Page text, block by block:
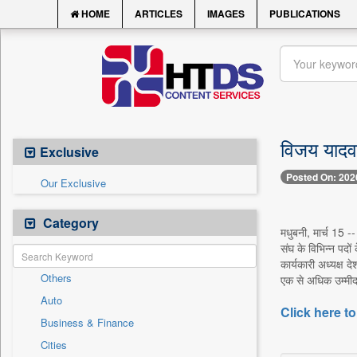
HOME ARTICLES IMAGES PUBLICATIONS
Exclusive
Our Exclusive
Category
Others
Auto
Business & Finance
Cities
विजय
Posted On:
मधुबनी, मार्च 15 --
संघ के विभिन्न पदों
कार्यकारी अध्यक्ष
एक से अधिक
Click here